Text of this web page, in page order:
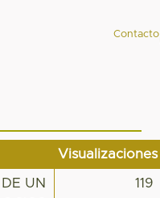
Contacto
Visualizaciones
UN
119